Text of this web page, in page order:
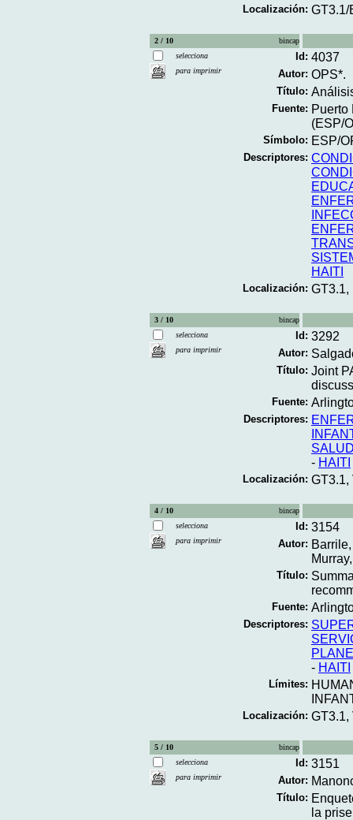
Localización: GT3.1/
2 / 10
bincap
selecciona
para imprimir
Id: 4037
Autor: OPS*.
Título:
Fuente: Puerto
(ESP/
Símbolo: ESP/
Descriptores:
HAITI
Localización: GT3.1,
3 / 10
bincap
selecciona
para imprimir
Id: 3292
Autor:
Título: Joint
Fuente:
Descriptores:
- HAITI
Localización: GT3.1,
4 / 10
bincap
selecciona
para imprimir
Id: 3154
Autor:
Título:
Fuente:
Descriptores:
- HAITI
Límites:
Localización: GT3.1,
5 / 10
bincap
selecciona
para imprimir
Id: 3151
Autor:
Título:
la